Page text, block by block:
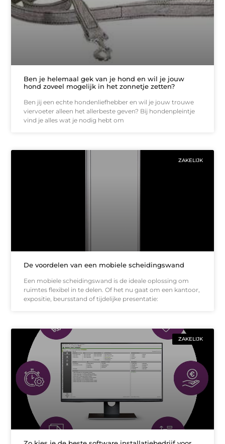
Ben je helemaal gek van je hond en wil je jouw
hond zoveel mogelijk in het zonnetje zetten?
Ben jij een echte hondenliefhebber en wil je jouw trouwe
viervoeter alleen het allerbeste geven? Bij hondenpleintje
vind je alles wat je nodig hebt om
ZAKELIJK
De voordelen van een mobiele scheidingswand
Een mobiele scheidingswand is de ideale oplossing om
ruimtes flexibel in te delen. Of het nu gaat om een kantoor,
expositie, beursstand of tijdelijke presentatie:
ZAKELIJK